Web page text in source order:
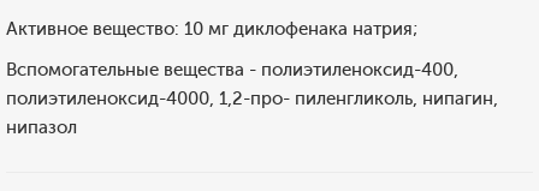
Активное вещество: 10 мг диклофенака натрия;
Вспомогательные вещества - полиэтиленоксид-400,
полиэтиленоксид-4000, 1,2-про- пиленгликоль, нипагин,
нипазол